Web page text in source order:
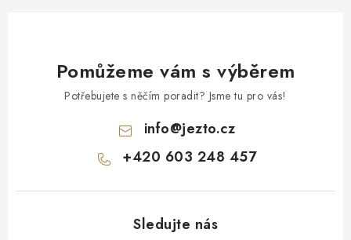
Pomůžeme vám s výběrem
Potřebujete s něčím poradit? Jsme tu pro vás!
info@jezto.cz
+420 603 248 457